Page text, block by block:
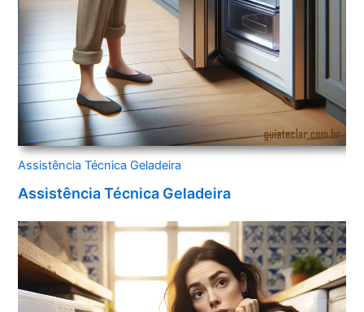
Assistência Técnica Geladeira
Assistência Técnica Geladeira